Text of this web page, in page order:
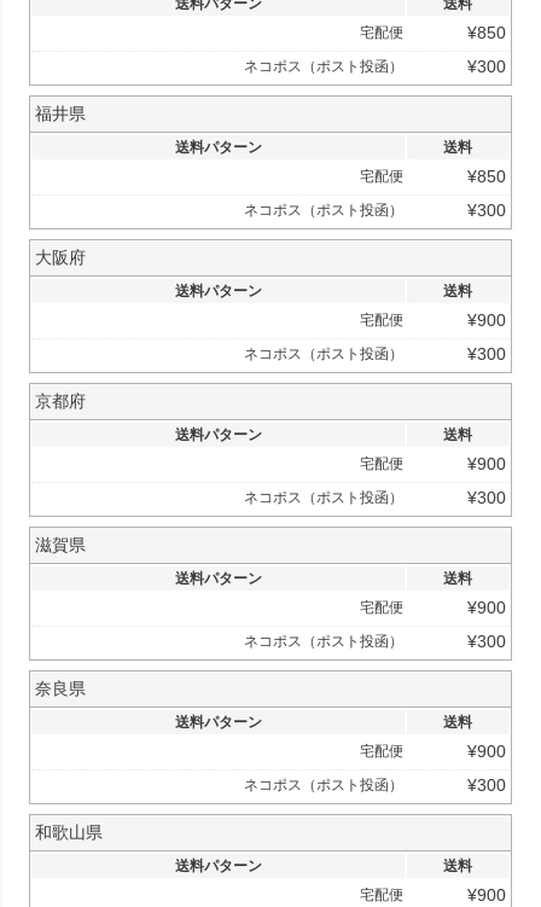
送料パターン
送料
宅配便
¥850
ネコポス（ポスト投函） ¥300
福井県
送料パターン
送料
宅配便
¥850
ネコポス（ポスト投函） ¥300
大阪府
送料パターン
送料
宅配便
¥900
ネコポス（ポスト投函） ¥300
京都府
送料パターン
送料
宅配便
¥900
ネコポス（ポスト投函） ¥300
滋賀県
送料パターン
送料
宅配便
¥900
ネコポス（ポスト投函） ¥300
奈良県
送料パターン
送料
宅配便
¥900
ネコポス（ポスト投函） ¥300
和歌山県
送料パターン
送料
宅配便
¥900